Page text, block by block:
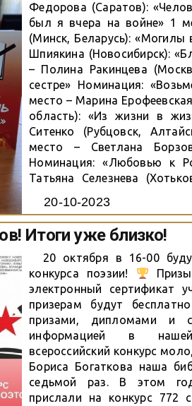
Федорова (Саратов):
был я вчера на войне» 1
(Минск, Беларусь): «Могилы
Шпиякина (Новосибирск):
– Полина Ракинцева
сестре» Номинация:
место – Марина
область): «Из жизни в
Ситенко (Рубцовск,
место – Светлана
Номинация: «Любовью к
Татьяна Селезнева
(Макеевка, ДНР): «Русь»...
20-10-2023
Итоги уже близко!
20 октября в 16-00
конкурса поэзии!
электронный сертификат
призерам будут
призами, дипломами и
информацией в
всероссийский конкурс
Бориса Богаткова наша
седьмой раз. В этом
прислали на конкурс 772